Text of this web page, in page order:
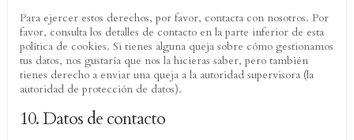
Para ejercer estos derechos, por favor, contacta con nosotros. Por
favor, consulta los detalles de contacto en la parte inferior de esta
política de cookies. Si tienes alguna queja sobre cómo gestionamos
tus datos, nos gustaría que nos la hicieras saber, pero también
tienes derecho a enviar una queja a la autoridad supervisora (la
autoridad de protección de datos).
10. Datos de contacto